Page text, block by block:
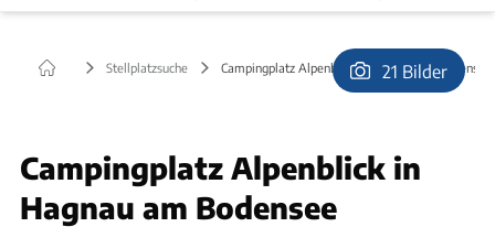
Stellplatzsuche Campingplatz Alpenblick in Hagnau am Bodensee
21 Bilder
Campingplatz Alpenblick in
Hagnau am Bodensee